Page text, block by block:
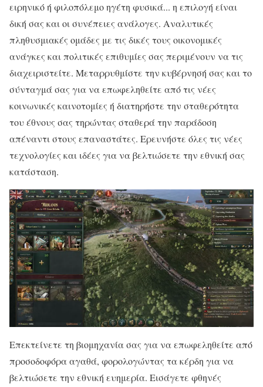
ειρηνικό ή φιλοπόλεμο ηγέτη φυσικά... η επιλογή είναι
δική σας και οι συνέπειες ανάλογες. Αναλυτικές
πληθυσμιακές ομάδες με τις δικές τους οικονομικές
ανάγκες και πολιτικές επιθυμίες σας περιμένουν να τις
διαχειριστείτε. Μεταρρυθμίστε την κυβέρνησή σας και το
σύνταγμά σας για να επωφεληθείτε από τις νέες
κοινωνικές καινοτομίες ή διατηρήστε την σταθερότητα
του έθνους σας τηρώντας σταθερά την παράδοση
απέναντι στους επαναστάτες. Ερευνήστε όλες τις νέες
τεχνολογίες και ιδέες για να βελτιώσετε την εθνική σας
κατάσταση.
Επεκτείνετε τη βιομηχανία σας για να επωφεληθείτε από
προσοδοφόρα αγαθά, φορολογώντας τα κέρδη για να
βελτιώσετε την εθνική ευημερία. Εισάγετε φθηνές